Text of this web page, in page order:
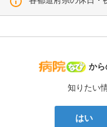
病院
から
知りたい
はい